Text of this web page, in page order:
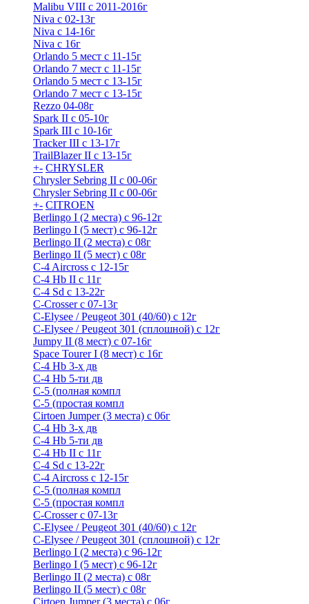
Malibu VIII с 2011-2016г
Niva с 02-13г
Niva с 14-16г
Niva с 16г
Orlando 5 мест с 11-15г
Orlando 7 мест с 11-15г
Orlando 5 мест с 13-15г
Orlando 7 мест с 13-15г
Rezzo 04-08г
Spark II с 05-10г
Spark III с 10-16г
Tracker III с 13-17г
TrailBlazer II с 13-15г
+- CHRYSLER
Chrysler Sebring II с 00-06г
Chrysler Sebring II с 00-06г
+- CITROEN
Berlingo I (2 места) с 96-12г
Berlingo I (5 мест) с 96-12г
Berlingo II (2 места) с 08г
Berlingo II (5 мест) с 08г
C-4 Airсross с 12-15г
C-4 Hb II с 11г
C-4 Sd c 13-22г
C-Crosser с 07-13г
C-Elysee / Peugeot 301 (40/60) с 12г
C-Elysee / Peugeot 301 (сплошной) с 12г
Jumpy II (8 мест) с 07-16г
Space Tourer I (8 мест) с 16г
С-4 Hb 3-х дв
С-4 Hb 5-ти дв
С-5 (полная компл
С-5 (простая компл
Cirtoen Jumper (3 места) с 06г
С-4 Hb 3-х дв
С-4 Hb 5-ти дв
C-4 Hb II с 11г
C-4 Sd c 13-22г
C-4 Airсross с 12-15г
С-5 (полная компл
С-5 (простая компл
C-Crosser с 07-13г
C-Elysee / Peugeot 301 (40/60) с 12г
C-Elysee / Peugeot 301 (сплошной) с 12г
Berlingo I (2 места) с 96-12г
Berlingo I (5 мест) с 96-12г
Berlingo II (2 места) с 08г
Berlingo II (5 мест) с 08г
Cirtoen Jumper (3 места) с 06г